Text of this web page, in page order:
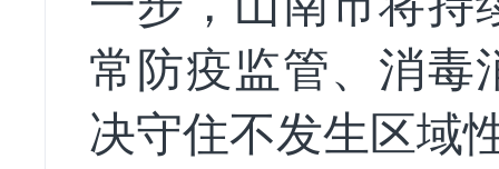
常防疫监管、消毒
决守住不发生区域